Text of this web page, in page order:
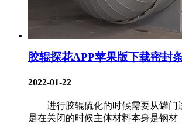
胶辊探花APP苹果版下载密封
2022-01-22
进行胶辊硫化的时候需要从罐门进
是在关闭的时候主体材料本身是钢材